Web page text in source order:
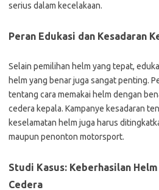
serius dalam kecelakaan.
Peran Edukasi dan Kesadaran
Selain pemilihan helm yang tepat,
helm yang benar juga sangat penting.
tentang cara memakai helm dengan
cedera kepala. Kampanye kesadaran
keselamatan helm juga harus
maupun penonton motorsport.
Studi Kasus: Keberhasilan
Cedera